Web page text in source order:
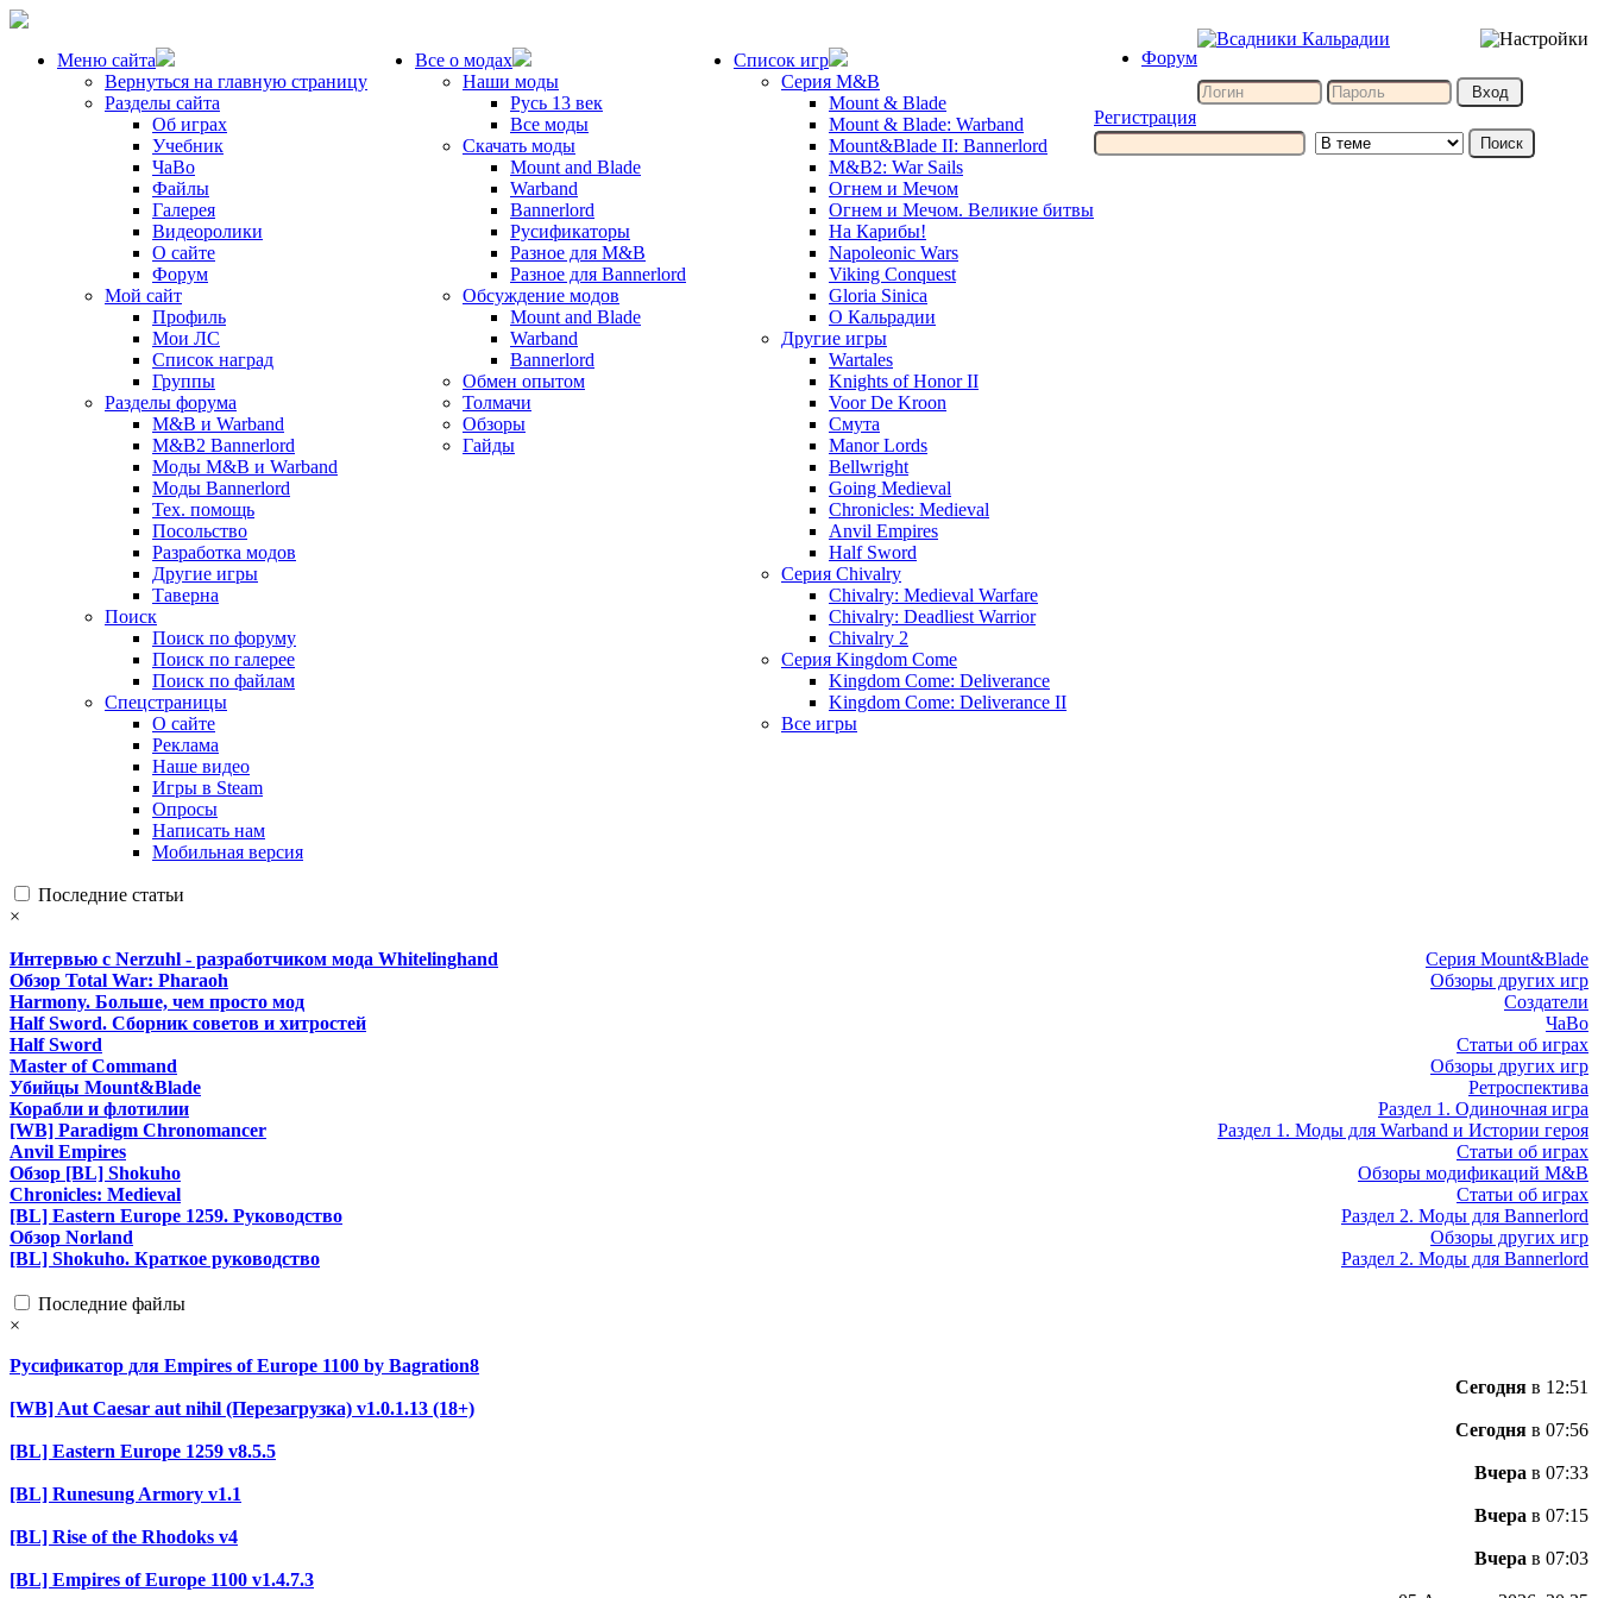
Меню сайта
Вернуться на главную страницу
Разделы сайта
Об играх
Учебник
ЧаВо
Файлы
Галерея
Видеоролики
О сайте
Форум
Мой сайт
Профиль
Мои ЛС
Список наград
Группы
Разделы форума
M&B и Warband
M&B2 Bannerlord
Моды M&B и Warband
Моды Bannerlord
Тех. помощь
Посольство
Разработка модов
Другие игры
Таверна
Поиск
Поиск по форуму
Поиск по галерее
Поиск по файлам
Спецстраницы
О сайте
Реклама
Наше видео
Игры в Steam
Опросы
Написать нам
Мобильная версия
Все о модах
Наши моды
Русь 13 век
Все моды
Скачать моды
Mount and Blade
Warband
Bannerlord
Русификаторы
Разное для M&B
Разное для Bannerlord
Обсуждение модов
Mount and Blade
Warband
Bannerlord
Обмен опытом
Толмачи
Обзоры
Гайды
Список игр
Серия M&B
Mount & Blade
Mount & Blade: Warband
Mount&Blade II: Bannerlord
M&B2: War Sails
Огнем и Мечом
Огнем и Мечом. Великие битвы
На Карибы!
Napoleonic Wars
Viking Conquest
Gloria Sinica
О Кальрадии
Другие игры
Wartales
Knights of Honor II
Voor De Kroon
Смута
Manor Lords
Bellwright
Going Medieval
Chronicles: Medieval
Anvil Empires
Half Sword
Серия Chivalry
Chivalry: Medieval Warfare
Chivalry: Deadliest Warrior
Chivalry 2
Серия Kingdom Come
Kingdom Come: Deliverance
Kingdom Come: Deliverance II
Все игры
Форум
Регистрация
Последние статьи
×
Серия Mount&Blade
Интервью с Nerzuhl - разработчиком мода Whitelinghand
Обзоры других игр
Обзор Total War: Pharaoh
Создатели
Harmony. Больше, чем просто мод
ЧаВо
Half Sword. Сборник советов и хитростей
Статьи об играх
Half Sword
Обзоры других игр
Master of Command
Ретроспектива
Убийцы Mount&Blade
Раздел 1. Одиночная игра
Корабли и флотилии
Раздел 1. Моды для Warband и Истории героя
[WB] Paradigm Chronomancer
Статьи об играх
Anvil Empires
Обзоры модификаций M&B
Обзор [BL] Shokuho
Статьи об играх
Chronicles: Medieval
Раздел 2. Моды для Bannerlord
[BL] Eastern Europe 1259. Руководство
Обзоры других игр
Обзор Norland
Раздел 2. Моды для Bannerlord
[BL] Shokuho. Краткое руководство
Последние файлы
×
Русификатор для Empires of Europe 1100 by Bagration8
Сегодня в 12:51
[WB] Aut Caesar aut nihil (Перезагрузка) v1.0.1.13 (18+)
Сегодня в 07:56
[BL] Eastern Europe 1259 v8.5.5
Вчера в 07:33
[BL] Runesung Armory v1.1
Вчера в 07:15
[BL] Rise of the Rhodoks v4
Вчера в 07:03
[BL] Empires of Europe 1100 v1.4.7.3